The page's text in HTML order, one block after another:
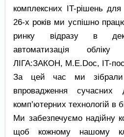
комплексних IT-рішень
26-х років ми успішно
ринку відразу в
автоматизація
ЛІГА:ЗАКОН, M.E.Doc, IT-
За цей час ми зібрали
впровадження сучасних
комп’ютерних технологій в
Ми забезпечуємо надійну
щоб кожному нашому